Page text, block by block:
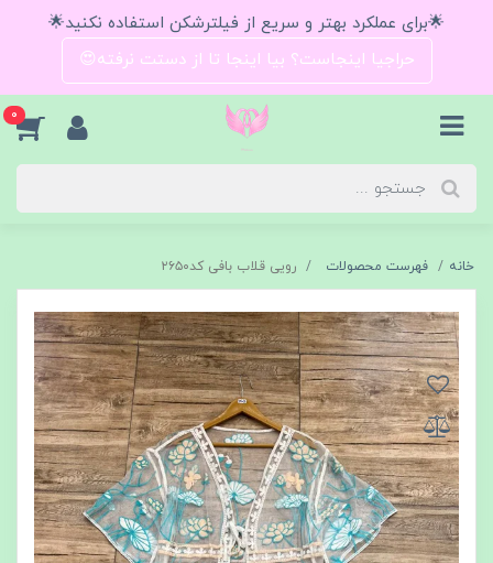
🌟برای عملکرد بهتر و سریع از فیلترشکن استفاده نکنید🌟
حراجیا اینجاست؟ بیا اینجا تا از دستت نرفته😍
0
خانه فهرست محصولات رویی قلاب بافی کد۲۶۵۰